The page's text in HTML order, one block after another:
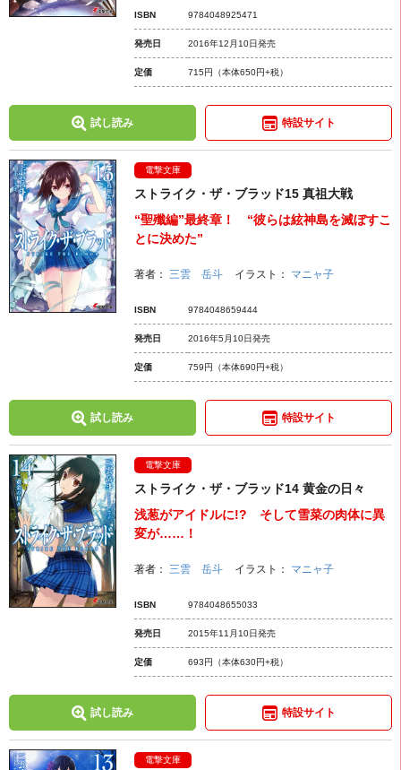
ISBN 9784048925471
発売日 2016年12月10日発売
定価 715円 （本体650円+税）
試し読み 特設サイト
電撃文庫
ストライク・ザ・ブラッド15 真祖大戦
“聖殲編”最終章！ “彼らは絃神島を滅ぼすこ
とに決めた”
著者： 三雲 岳斗 イラスト： マニャ子
ISBN 9784048659444
発売日 2016年5月10日発売
定価 759円 （本体690円+税）
試し読み 特設サイト
電撃文庫
ストライク・ザ・ブラッド14 黄金の日々
浅葱がアイドルに!? そして雪菜の肉体に異
変が……！
著者： 三雲 岳斗 イラスト： マニャ子
ISBN 9784048655033
発売日 2015年11月10日発売
定価 693円 （本体630円+税）
試し読み 特設サイト
電撃文庫